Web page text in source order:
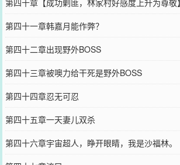
第四十一章韩嘉月能作弊？
第四十二章出现野外BOSS
第四十三章被噢力给干死是野外BOSS
第四十四章忍无可忍
第四十五章一天妻儿双杀
第四十六章宇宙超人，睁开眼睛，我是沙福林。